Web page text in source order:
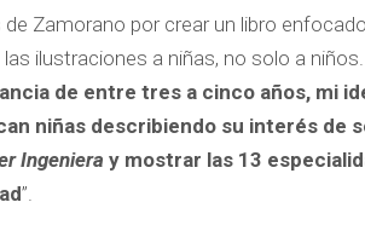
Zamorano por crear un libro
ilustraciones a niñas, no solo a niños.
de entre tres a cinco años, mi
niñas describiendo su interés de
Ingeniera y mostrar las 13
”.